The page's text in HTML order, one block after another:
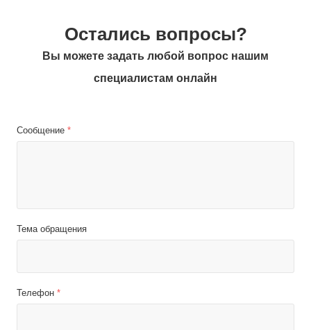
Остались вопросы?
Вы можете задать любой вопрос нашим
специалистам онлайн
Сообщение *
Тема обращения
Телефон *